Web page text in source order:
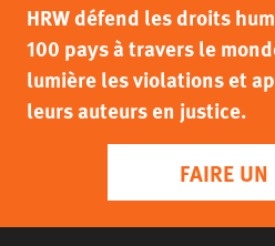
HRW défend les droits
100 pays à travers le
lumière les violations et
leurs auteurs en justice.
FAIRE